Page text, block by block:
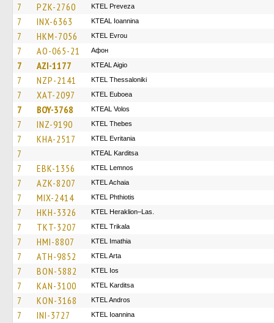
7 PZK-2760 KTEL Preveza
7 INX-6363 KTEAL Ioannina
7 HKM-7056 KTEL Evrou
7 AO-065-21 Афон
7 AZI-1177 KTEAL Aigio
7 NZP-2141 KTEL Thessaloniki
7 XAT-2097 ΚΤΕL Euboea
7 BOY-3768 KTEAL Volos
7 INZ-9190 KTEL Thebes
7 KHA-2517 ΚΤΕL Evritania
7 KTEAL Karditsa
7 EBK-1356 KTEL Lemnos
7 AZK-8207 KTEL Achaia
7 MIX-2414 ΚΤΕL Phthiotis
7 HKH-3326 KTEL Heraklion–Las.
7 TKT-3207 ΚΤΕL Τrikala
7 HMI-8807 KTEL Imathia
7 ATH-9852 KTEL Arta
7 BON-5882 KTEL Ios
7 KAN-3100 ΚΤΕL Karditsa
7 KON-3168 KTEL Andros
7 INI-3727 KTEL Ioannina